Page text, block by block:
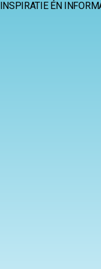
INSPIRATIE ÉN